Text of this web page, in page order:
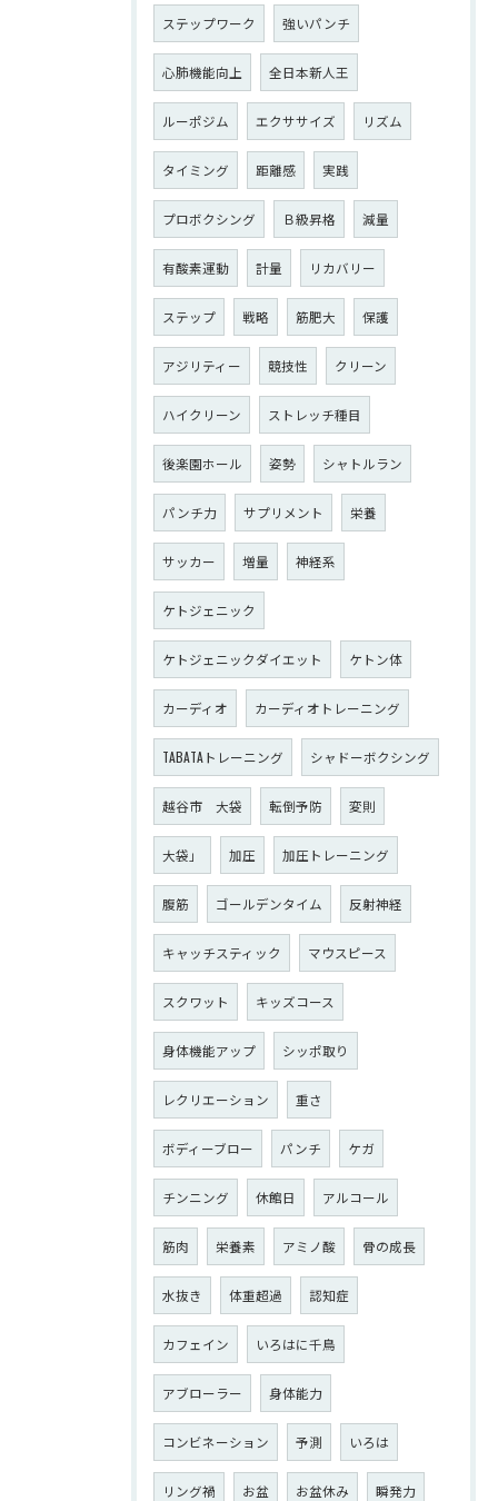
ステップワーク 強いパンチ
心肺機能向上 全日本新人王
ルーポジム エクササイズ リズム
タイミング 距離感 実践
プロボクシング Ｂ級昇格 減量
有酸素運動 計量 リカバリー
ステップ 戦略 筋肥大 保護
アジリティー 競技性 クリーン
ハイクリーン ストレッチ種目
後楽園ホール 姿勢 シャトルラン
パンチ力 サプリメント 栄養
サッカー 増量 神経系
ケトジェニック
ケトジェニックダイエット ケトン体
カーディオ カーディオトレーニング
TABATAトレーニング シャドーボクシング
越谷市 大袋 転倒予防 変則
大袋」 加圧 加圧トレーニング
腹筋 ゴールデンタイム 反射神経
キャッチスティック マウスピース
スクワット キッズコース
身体機能アップ シッポ取り
レクリエーション 重さ
ボディーブロー パンチ ケガ
チンニング 休館日 アルコール
筋肉 栄養素 アミノ酸 骨の成長
水抜き 体重超過 認知症
カフェイン いろはに千鳥
アブローラー 身体能力
コンビネーション 予測 いろは
リング禍 お盆 お盆休み 瞬発力